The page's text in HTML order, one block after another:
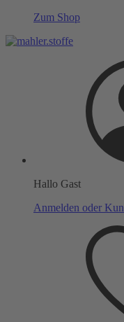
Zum Shop
Hallo Gast
Anmelden oder